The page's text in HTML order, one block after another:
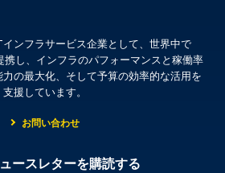
ンフラサービス企業として、世界中で
し、インフラのパフォーマンスと稼働率
の最大化、そして予算の効率的な活用を
支援しています。
お問い合わせ
ースレターを購読する